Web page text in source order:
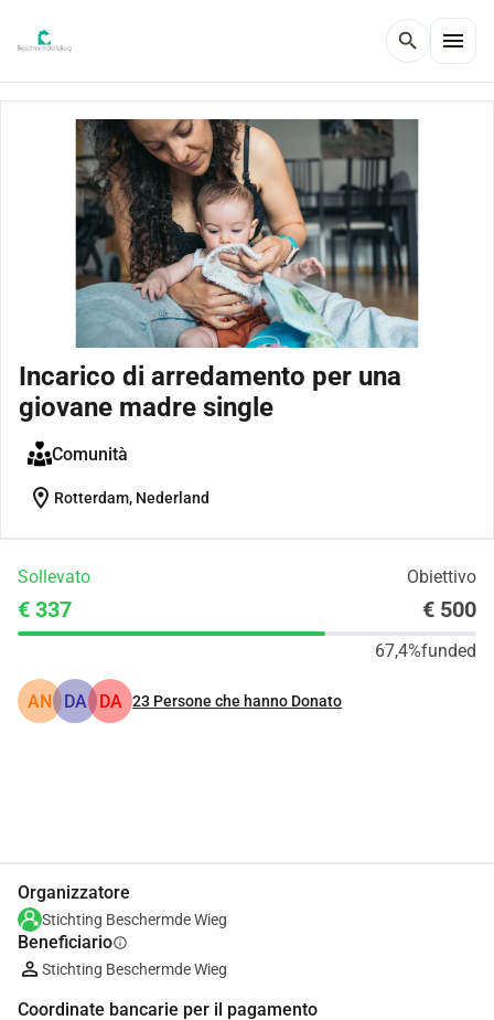
search menu
Incarico di arredamento per una
giovane madre single
Comunità
location_on Rotterdam, Nederland
Sollevato Obiettivo
€ 337 € 500
67,4%funded
AN DA DA 23 Persone che hanno Donato
Organizzatore
Stichting Beschermde Wieg
Beneficiarioinfo
Stichting Beschermde Wieg
Coordinate bancarie per il pagamento